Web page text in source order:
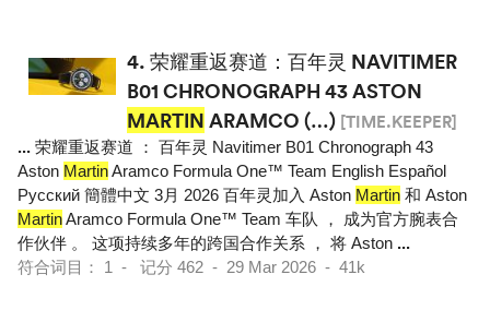
4. 荣耀重返赛道：百年灵 NAVITIMER
B01 CHRONOGRAPH 43 ASTON
MARTIN ARAMCO (…) [TIME.KEEPER]
... 荣耀重返赛道 ： 百年灵 Navitimer B01 Chronograph 43
Aston MartinAramco Formula One™ Team English Español
Pусский 簡體中文 3月 2026 百年灵加入 Aston Martin 和 Aston
MartinAramco Formula One™ Team 车队 ， 成为官方腕表合
作伙伴 。 这项持续多年的跨国合作关系 ， 将 Aston ...
符合词目： 1 - 记分 462 - 29 Mar 2026 - 41k